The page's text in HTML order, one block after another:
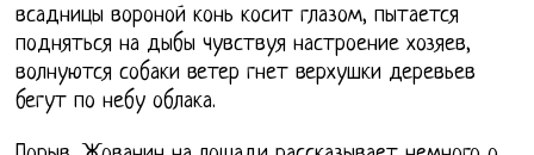
всадницы вороной конь косит глазом, пытается
подняться на дыбы чувствуя настроение хозяев,
волнуются собаки ветер гнет верхушки деревьев
бегут по небу облака.